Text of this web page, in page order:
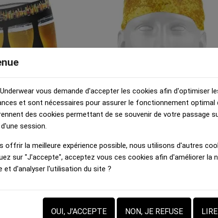
Multicolore
Microfibre
12,00 €
vous demande d'accepter les cookies afin d'optimiser
et sont nécessaires pour assurer le fonctionnement optimal
des cookies permettant de se souvenir de votre passage
session.
offrir la meilleure expérience possible, nous utilisons d'autres
sur "J'accepte", acceptez vous ces cookies afin d'améliorer la
et d'analyser l'utilisation du site ?
OUI, J'ACCEPTE NON, JE REFUSE